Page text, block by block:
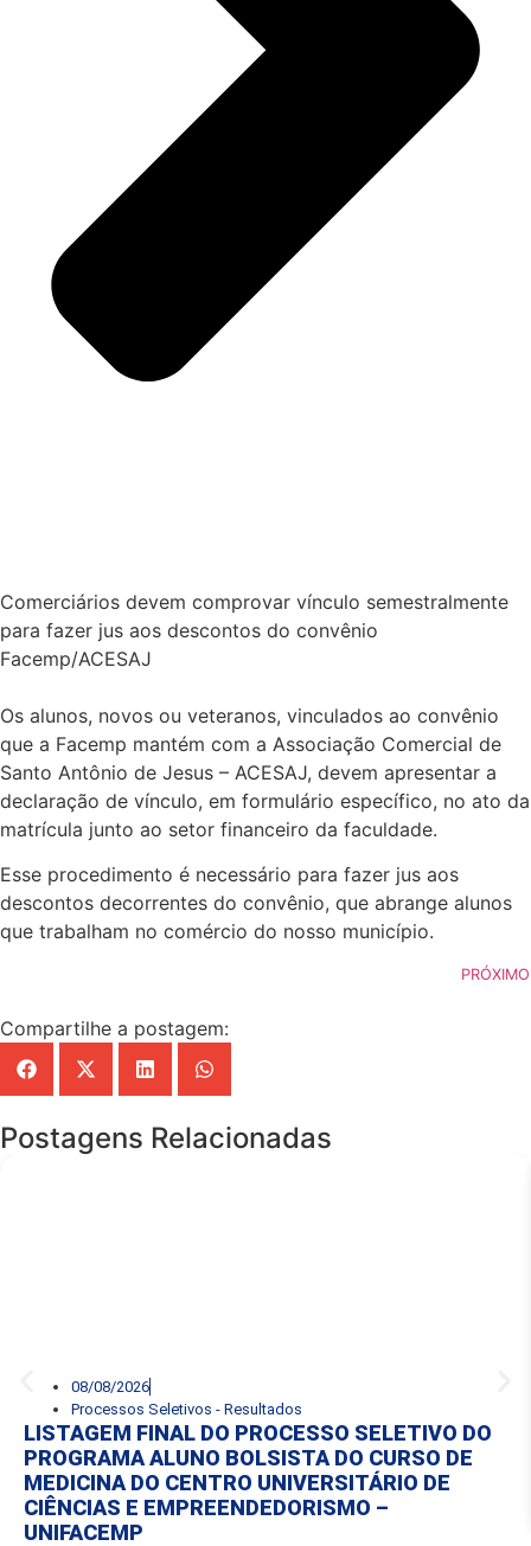
Comerciários devem comprovar vínculo semestralmente
para fazer jus aos descontos do convênio
Facemp/ACESAJ
Os alunos, novos ou veteranos, vinculados ao convênio
que a Facemp mantém com a Associação Comercial de
Santo Antônio de Jesus – ACESAJ, devem apresentar a
declaração de vínculo, em formulário específico, no ato da
matrícula junto ao setor financeiro da faculdade.
Esse procedimento é necessário para fazer jus aos
descontos decorrentes do convênio, que abrange alunos
que trabalham no comércio do nosso município.
PRÓXIMO
Compartilhe a postagem:
Postagens Relacionadas
08/08/2026
Processos Seletivos - Resultados
LISTAGEM FINAL DO PROCESSO SELETIVO DO
PROGRAMA ALUNO BOLSISTA DO CURSO DE
MEDICINA DO CENTRO UNIVERSITÁRIO DE
CIÊNCIAS E EMPREENDEDORISMO –
UNIFACEMP